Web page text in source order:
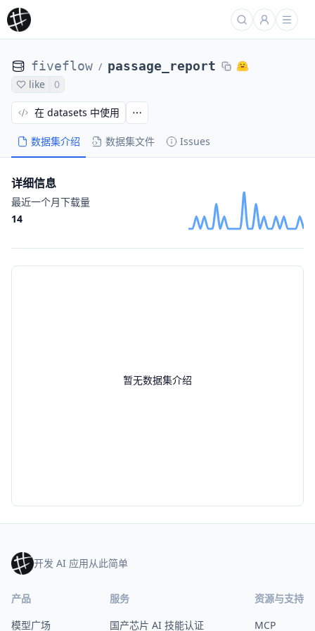
fiveflow / passage_report
like 0
数据集介绍 数据集文件 Issues
在 datasets 中使用
暂无数据集介绍
详细信息
最近一个月下载量
14
开发 AI 应用从此简单
产品
模型广场
服务
国产芯片 AI 技能认证
资源与支持
MCP